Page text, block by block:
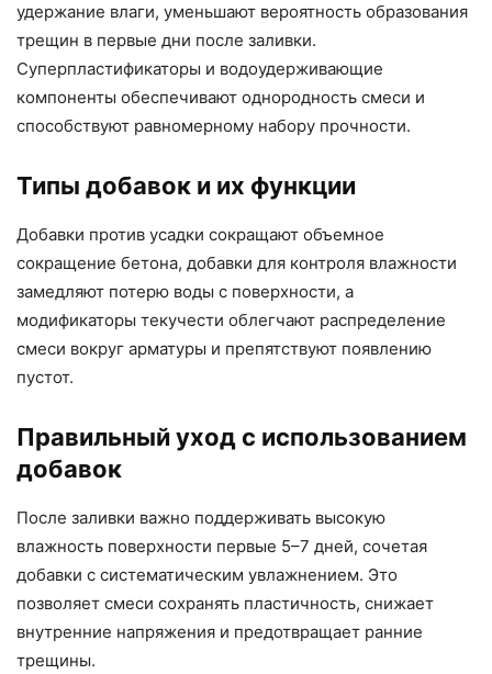
удержание влаги, уменьшают вероятность образования
трещин в первые дни после заливки.
Суперпластификаторы и водоудерживающие
компоненты обеспечивают однородность смеси и
способствуют равномерному набору прочности.
Типы добавок и их функции
Добавки против усадки сокращают объемное
сокращение бетона, добавки для контроля влажности
замедляют потерю воды с поверхности, а
модификаторы текучести облегчают распределение
смеси вокруг арматуры и препятствуют появлению
пустот.
Правильный уход с использованием
добавок
После заливки важно поддерживать высокую
влажность поверхности первые 5–7 дней, сочетая
добавки с систематическим увлажнением. Это
позволяет смеси сохранять пластичность, снижает
внутренние напряжения и предотвращает ранние
трещины.